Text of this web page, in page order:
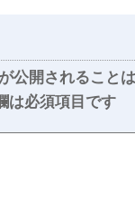
公開されることは
は必須項目です